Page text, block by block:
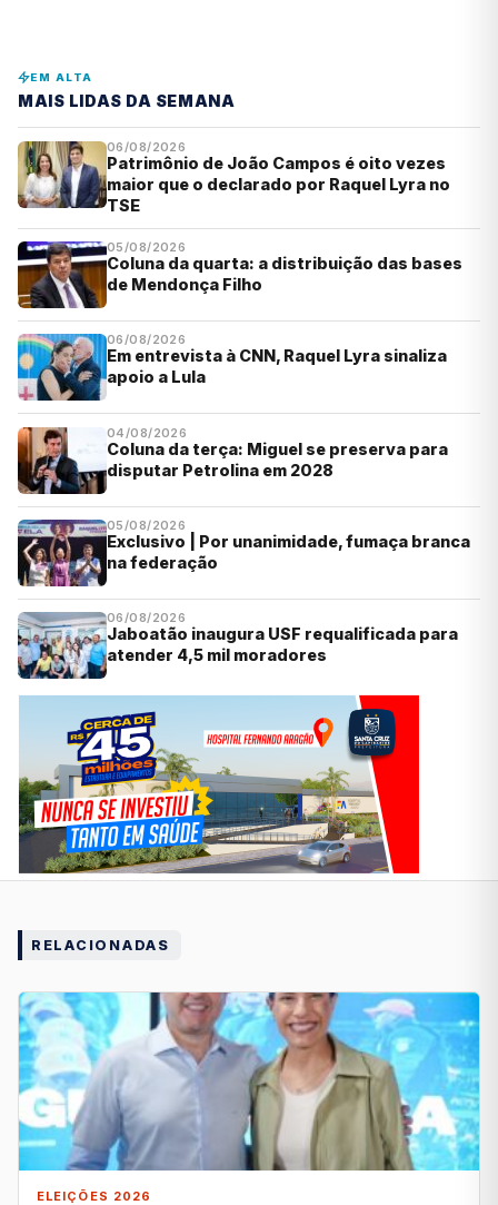
EM ALTA
MAIS LIDAS DA SEMANA
06/08/2026
Patrimônio de João Campos é oito vezes
maior que o declarado por Raquel Lyra no
TSE
05/08/2026
Coluna da quarta: a distribuição das bases
de Mendonça Filho
06/08/2026
Em entrevista à CNN, Raquel Lyra sinaliza
apoio a Lula
04/08/2026
Coluna da terça: Miguel se preserva para
disputar Petrolina em 2028
05/08/2026
Exclusivo | Por unanimidade, fumaça branca
na federação
06/08/2026
Jaboatão inaugura USF requalificada para
atender 4,5 mil moradores
RELACIONADAS
ELEIÇÕES 2026